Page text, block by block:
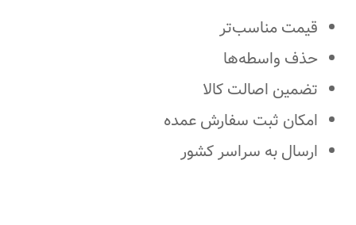
قیمت مناسب‌تر
حذف واسطه‌ها
تضمین اصالت کالا
امکان ثبت سفارش عمده
ارسال به سراسر کشور